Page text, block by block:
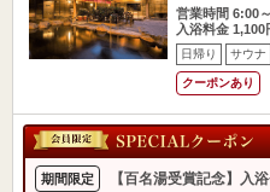
営業時間 6:00
入浴料金 1,100
日帰り サウナ
クーポンあり
期間限定
【百名湯受賞記念】入